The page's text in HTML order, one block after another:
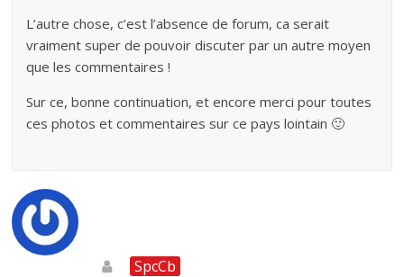
L’autre chose, c’est l’absence de forum, ca serait
vraiment super de pouvoir discuter par un autre moyen
que les commentaires !
Sur ce, bonne continuation, et encore merci pour toutes
ces photos et commentaires sur ce pays lointain 🙂
SpcCb